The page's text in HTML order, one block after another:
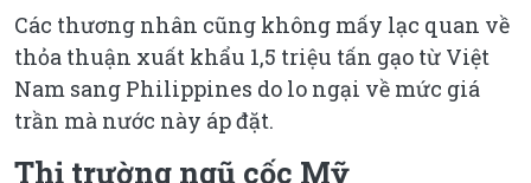
Các thương nhân cũng không mấy lạc quan về
thỏa thuận xuất khẩu 1,5 triệu tấn gạo từ Việt
Nam sang Philippines do lo ngại về mức giá
trần mà nước này áp đặt.
Thị trường ngũ cốc Mỹ